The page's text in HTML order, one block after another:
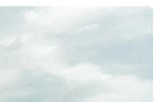
ấn tượng
2026